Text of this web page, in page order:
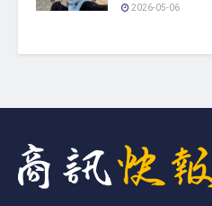
2026-05-06